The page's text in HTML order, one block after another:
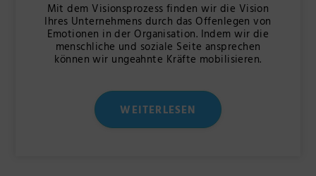
Mit dem Visionsprozess finden wir die Vision
Ihres Unternehmens durch das Offenlegen von
Emotionen in der Organisation. Indem wir die
menschliche und soziale Seite ansprechen
können wir ungeahnte Kräfte mobilisieren.
WEITERLESEN